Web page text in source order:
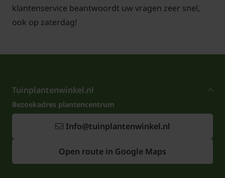
klantenservice beantwoordt uw vragen zeer snel,
ook op zaterdag!
Tuinplantenwinkel.nl
Bezoekadres plantencentrum
Info@tuinplantenwinkel.nl
Open route in Google Maps